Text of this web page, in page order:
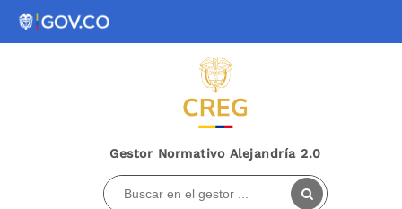
Gestor Normativo Alejandría 2.0